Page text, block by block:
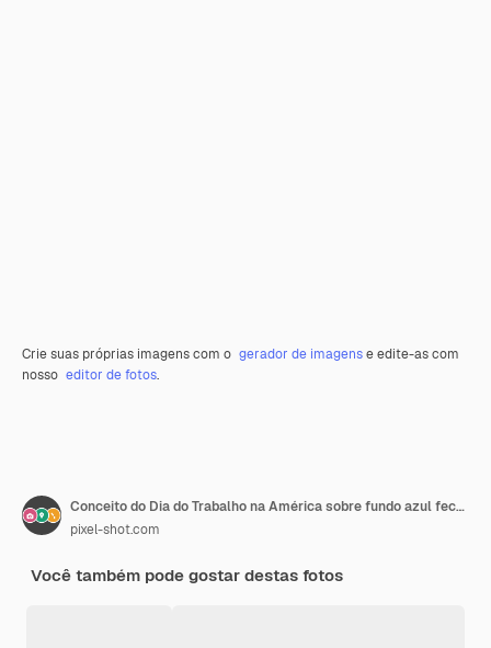
Crie suas próprias imagens com o gerador de imagense edite-as com
nosso editor de fotos.
Conceito do Dia do Trabalho na América sobre fundo azul fechado
pixel-shot.com
Você também pode gostar destas fotos